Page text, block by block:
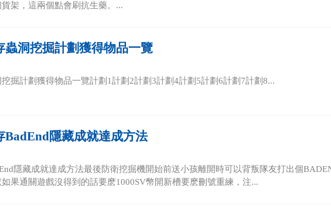
架，這兩個點會刷抗生藥。...
蟲洞挖掘計劃獲得物品一覽
掘計劃獲得物品一覽計劃1計劃2計劃3計劃4計劃5計劃6計劃7計劃8...
BadEnd隱藏成就達成方法
隱藏成就達成方法最後防衛挖掘機開始前送小孩離開時可以背叛隊友打出個
果通關遊戲沒得到的話要麽1000SV幣開新槽要麽刪號重練，注...